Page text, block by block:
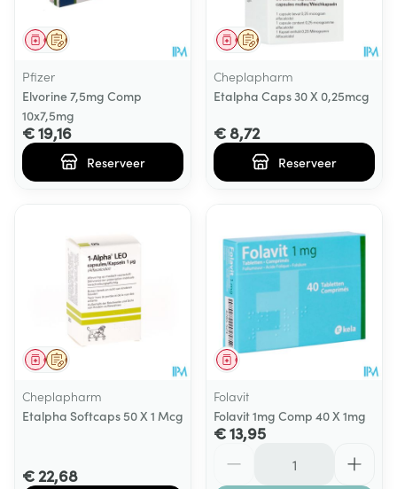
Op voorschrift
Geneesmiddel
Pfizer
Elvorine 7,5mg Comp
10x7,5mg
€ 19,16
Reserveer
Op voorschrift
Geneesmiddel
Cheplapharm
Etalpha Caps 30 X 0,25mcg
€ 8,72
Reserveer
Op voorschrift
Geneesmiddel
Cheplapharm
Etalpha Softcaps 50 X 1 Mcg
€ 22,68
Geneesmiddel
Folavit
Folavit 1mg Comp 40 X 1mg
€ 13,95